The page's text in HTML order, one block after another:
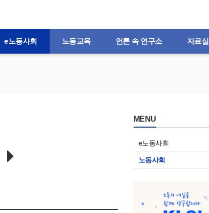
e노동사회 노동교육 언론 속 연구소 자료실
MENU
e노동사회
노동사회